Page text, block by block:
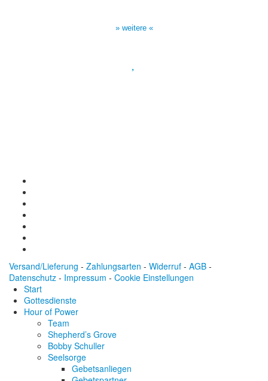
» weitere «
Versand/Lieferung - Zahlungsarten - Widerruf - AGB -
Datenschutz - Impressum - Cookie Einstellungen
Start
Gottesdienste
Hour of Power
Team
Shepherd’s Grove
Bobby Schuller
Seelsorge
Gebetsanliegen